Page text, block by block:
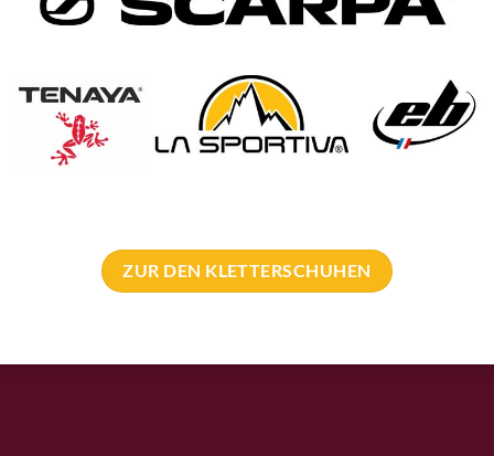
ZUR DEN KLETTERSCHUHEN
Team
Anmeldung
– Adresse
Pro Deal für Erschließer
Bergführer Pro Deal
Kletterführer Inserate